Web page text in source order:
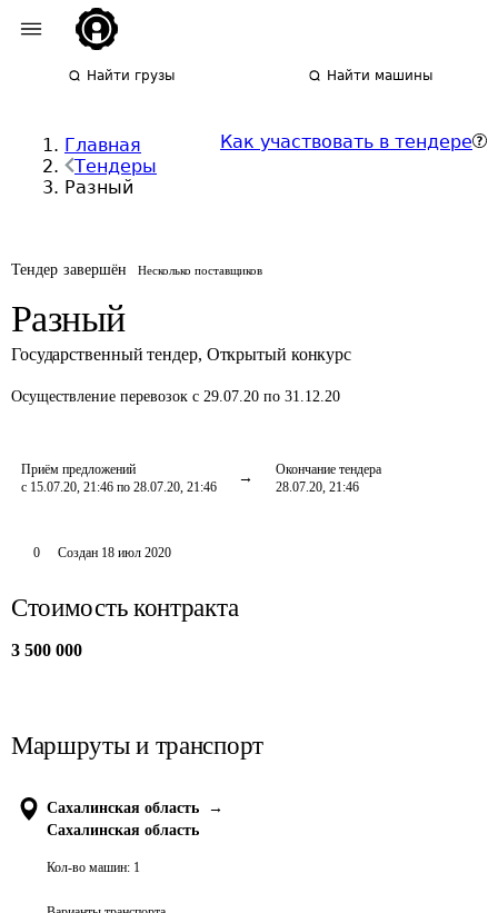
Найти грузы Найти машины
Главная
Тендеры
Разный
Как участвовать в тендере
Тендер завершён Несколько поставщиков
Разный
Государственный тендер, Открытый конкурс
Осуществление перевозок с 29.07.20 по 31.12.20
Приём предложений
с 15.07.20, 21:46 по 28.07.20, 21:46
Окончание тендера
28.07.20, 21:46
0 Создан 18 июл 2020
Стоимость контракта
3 500 000
Маршруты и транспорт
Сахалинская область
→
Сахалинская область
Кол-во машин: 1